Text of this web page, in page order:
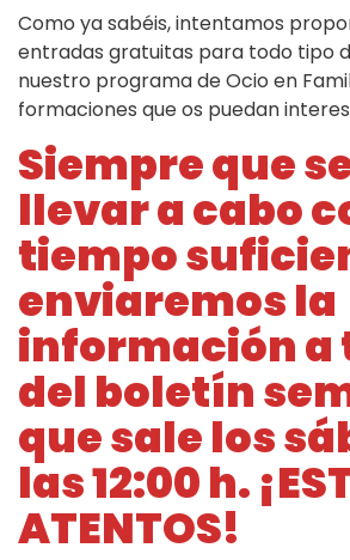
Como ya sabéis, intentamos
entradas gratuitas para todo tipo
nuestro programa de Ocio en
formaciones que os puedan
Siempre que
llevar a cabo
tiempo
enviaremos la
información a
del boletín
que sale los
las 12:00 h.
ATENTOS!